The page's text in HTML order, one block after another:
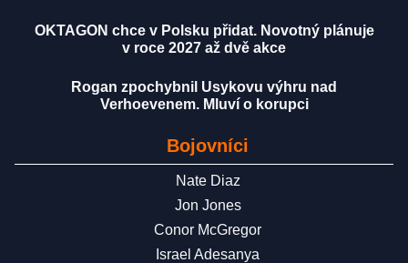
OKTAGON chce v Polsku přidat. Novotný plánuje
v roce 2027 až dvě akce
Rogan zpochybnil Usykovu výhru nad
Verhoevenem. Mluví o korupci
Bojovníci
Nate Diaz
Jon Jones
Conor McGregor
Israel Adesanya